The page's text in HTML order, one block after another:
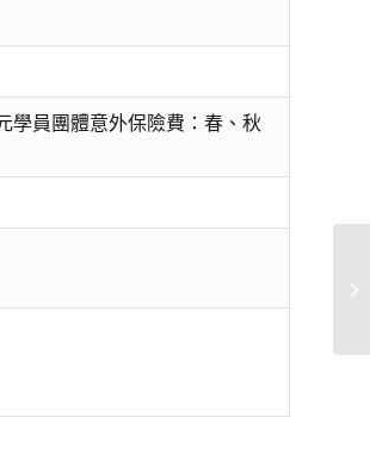
員團體意外保險費：春、秋